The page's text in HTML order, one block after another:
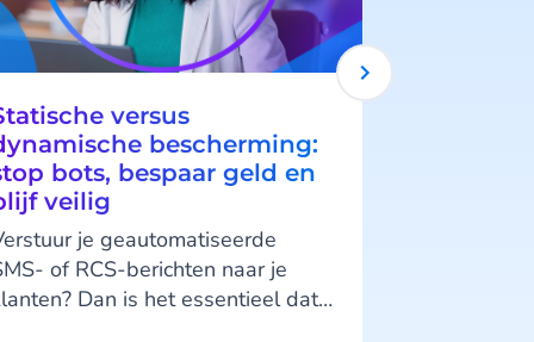
versus
bescherming:
bots, bespaar geld en
veilig
je geautomatiseerde
of RCS-berichten naar je
Dan is het essentieel dat